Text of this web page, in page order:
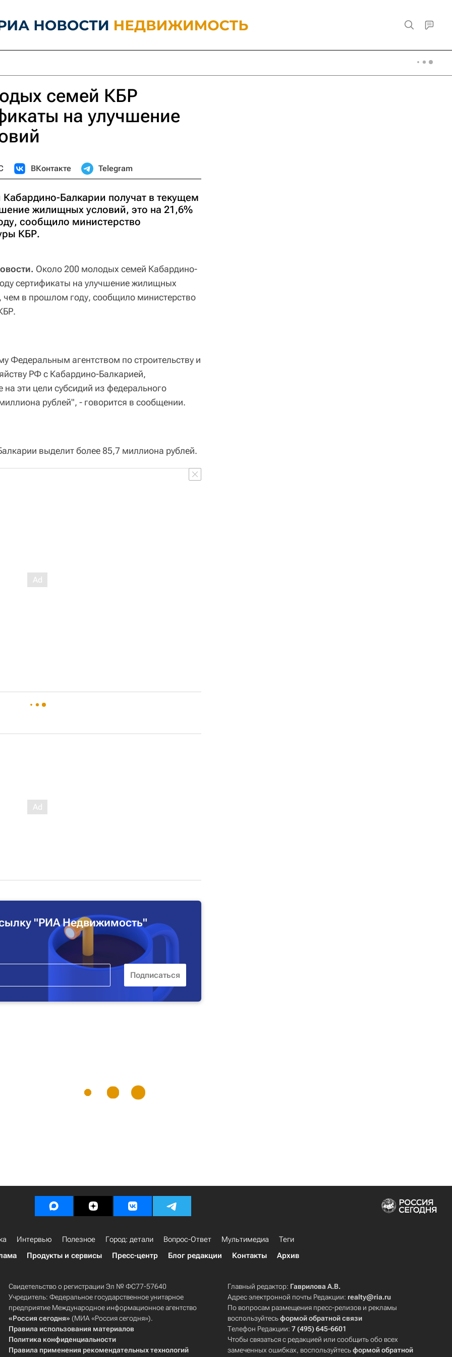
семей КБР
на улучшение
ВКонтакте Telegram
Балкарии получат в текущем
жилищных условий, это на 21,6%
сообщило министерство
КБР.
Около 200 молодых семей Кабардино-
сертификаты на улучшение жилищных
чем в прошлом году, сообщило министерство
Федеральным агентством по строительству и
РФ с Кабардино-Балкарией,
эти цели субсидий из федерального
рублей", - говорится в сообщении.
выделит более 85,7 миллиона рублей.
"РИА Недвижимость"
Интервью Полезное Город: детали Вопрос-Ответ Мультимедиа
Теги
Продукты и сервисы Пресс-центр Блог редакции Контакты Архив
Свидетельство о регистрации Эл № ФС77-57640
Учредитель: Федеральное государственное унитарное
предприятие Международное информационное агентство
«Россия сегодня» (МИА «Россия сегодня»).
Правила использования материалов
Политика конфиденциальности
Правила применения рекомендательных технологий
Главный редактор: Гаврилова А.В.
Адрес электронной почты Редакции: realty@ria.ru
По вопросам размещения пресс-релизов и рекламы
воспользуйтесьформой обратной связи
Телефон Редакции:7 (495) 645-6601
Чтобы связаться с редакцией или сообщить обо всех
замеченных ошибках, воспользуйтесьформой обратной